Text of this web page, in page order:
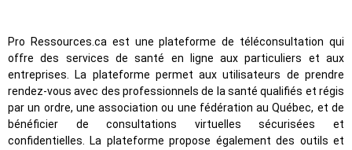
Pro Ressources.ca est une plateforme de téléconsultation qui
offre des services de santé en ligne aux particuliers et aux
entreprises. La plateforme permet aux utilisateurs de prendre
rendez-vous avec des professionnels de la santé qualifiés et régis
par un ordre, une association ou une fédération au Québec, et de
bénéficier de consultations virtuelles sécurisées et
confidentielles. La plateforme propose également des outils et